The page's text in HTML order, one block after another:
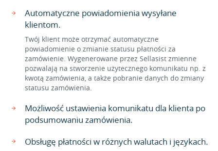
Automatyczne powiadomienia wysyłane
klientom.
Twój klient może otrzymać automatyczne
powiadomienie o zmianie statusu płatności za
zamówienie. Wygenerowane przez Sellasist zmienne
pozwalają na stworzenie użytecznego komunikatu np. z
kwotą zamówienia, a także pobranie danych do zmiany
statusu zamówienia.
Możliwość ustawienia komunikatu dla klienta po
podsumowaniu zamówienia.
Obsługę płatności w różnych walutach i językach.